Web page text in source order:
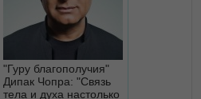
"Гуру благополучия"
Дипак Чопра: "Связь
тела и духа настолько